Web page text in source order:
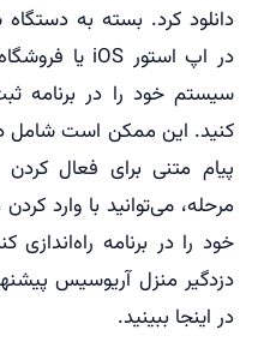
دانلود کرد. بسته به دستگاه
سیستم خود را در برنامه
کنید. این ممکن است شامل
پیام متنی برای فعال
مرحله، می‌توانید با وارد
خود را در برنامه راه‌اندازی
دزدگیر منزل آریوسیس
در اینجا ببینید.